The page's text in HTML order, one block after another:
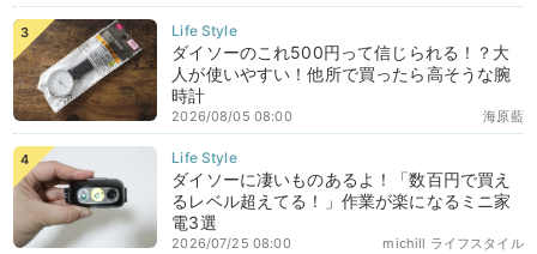
ダイソーのこれ500円って信じられる！？大
人が使いやすい！他所で買ったら高そうな腕
時計
海原藍
2026/08/05 08:00
ダイソーに凄いものあるよ！「数百円で買え
るレベル超えてる！」作業が楽になるミニ家
電3選
michill ライフスタイル
2026/07/25 08:00